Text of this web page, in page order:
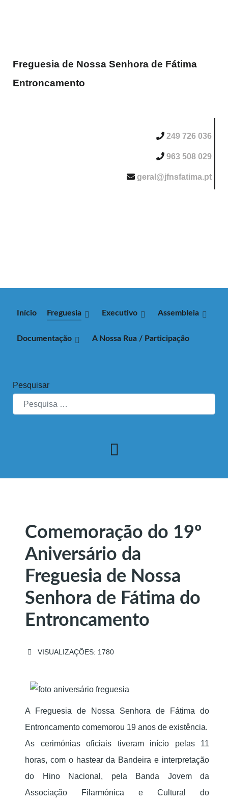
Freguesia de Nossa Senhora de Fátima
Entroncamento
249 726 036
963 508 029
geral@jfnsfatima.pt
Início Freguesia Executivo Assembleia
Documentação A Nossa Rua / Participação
Pesquisar
Comemoração do 19º
Aniversário da
Freguesia de Nossa
Senhora de Fátima do
Entroncamento
VISUALIZAÇÕES: 1780
A Freguesia de Nossa Senhora de Fátima do
Entroncamento comemorou 19 anos de existência.
As cerimónias oficiais tiveram início pelas 11
horas, com o hastear da Bandeira e interpretação
do Hino Nacional, pela Banda Jovem da
Associação Filarmónica e Cultural do